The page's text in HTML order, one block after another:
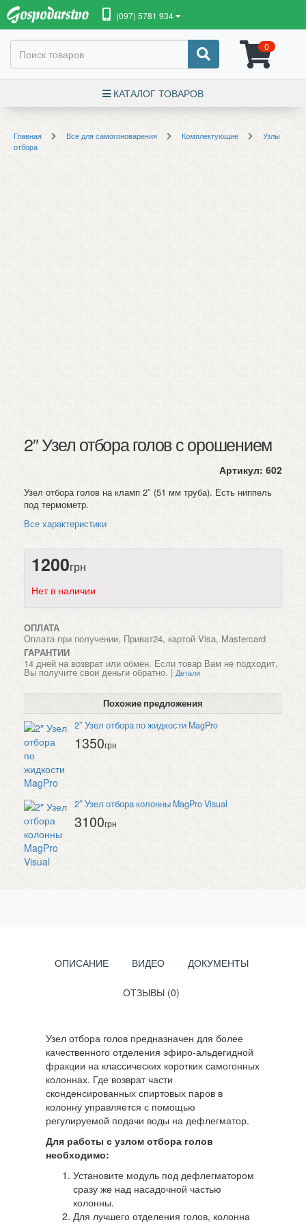
(097) 5781 934
0
КАТАЛОГ ТОВАРОВ
Главная Все для самогоноварения Комплектующие
Узлы
отбора
2″ Узел отбора голов с орошением
Артикул: 602
Узел отбора голов на кламп 2″ (51 мм труба). Есть ниппель
под термометр.
Все характеристики
1200грн
Нет в наличии
ОПЛАТА
Оплата при получении, Приват24, картой Visa, Mastercard
ГАРАНТИИ
14 дней на возврат или обмен. Если товар Вам не подходит,
Вы получите свои деньги обратно. | Детали
Похожие предложения
2″ Узел отбора по жидкости MagPro
1350грн
2″ Узел отбора колонны MagPro Visual
3100грн
ОПИСАНИЕ ВИДЕО ДОКУМЕНТЫ
ОТЗЫВЫ (0)
Узел отбора голов предназначен для более
качественного отделения эфиро-альдегидной
фракции на классических коротких самогонных
колоннах. Где возврат части
сконденсированных спиртовых паров в
колонну управляется с помощью
регулируемой подачи воды на дефлегматор.
Для работы с узлом отбора голов
необходимо:
Установите модуль под дефлегматором
сразу же над насадочной частью
колонны.
Для лучшего отделения голов, колонна